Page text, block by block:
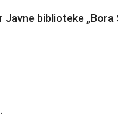
biblioteke „Bora